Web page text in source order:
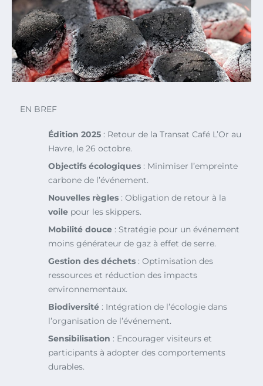
EN BREF
Édition 2025 : Retour de la Transat Café L’Or au
Havre, le 26 octobre.
Objectifs écologiques : Minimiser l’empreinte
carbone de l’événement.
Nouvelles règles : Obligation de retour à la
voile pour les skippers.
Mobilité douce : Stratégie pour un événement
moins générateur de gaz à effet de serre.
Gestion des déchets : Optimisation des
ressources et réduction des impacts
environnementaux.
Biodiversité : Intégration de l’écologie dans
l’organisation de l’événement.
Sensibilisation : Encourager visiteurs et
participants à adopter des comportements
durables.